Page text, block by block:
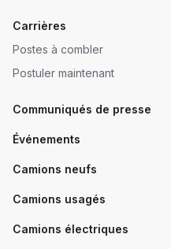
Carrières
Postes à combler
Postuler maintenant
Communiqués de presse
Événements
Camions neufs
Camions usagés
Camions électriques